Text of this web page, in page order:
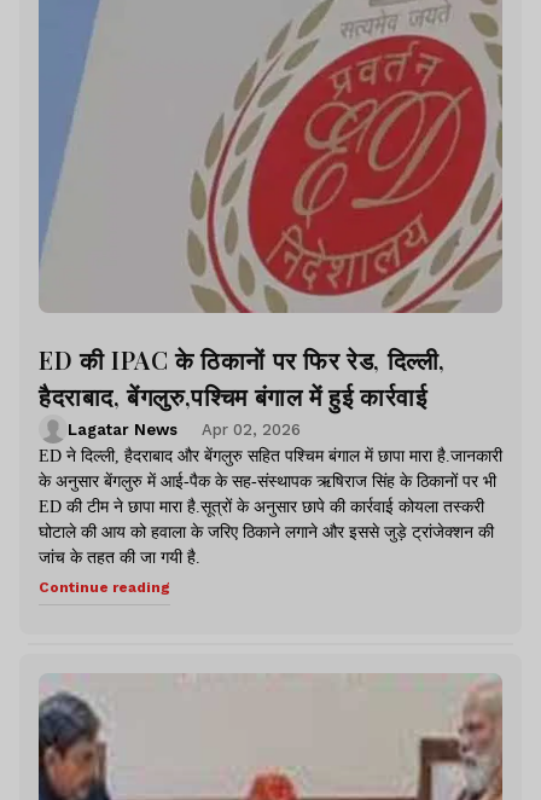
ED की IPAC के ठिकानों पर फिर रेड, दिल्ली,
हैदराबाद, बेंगलुरु,पश्चिम बंगाल में हुई कार्रवाई
Lagatar News
Apr 02, 2026
ED ने दिल्ली, हैदराबाद और बेंगलुरु सहित पश्चिम बंगाल में छापा मारा है.जानकारी
के अनुसार बेंगलुरु में आई-पैक के सह-संस्थापक ऋषिराज सिंह के ठिकानों पर भी
ED की टीम ने छापा मारा है.सूत्रों के अनुसार छापे की कार्रवाई कोयला तस्करी
घोटाले की आय को हवाला के जरिए ठिकाने लगाने और इससे जुड़े ट्रांजेक्शन की
जांच के तहत की जा गयी है.
Continue reading